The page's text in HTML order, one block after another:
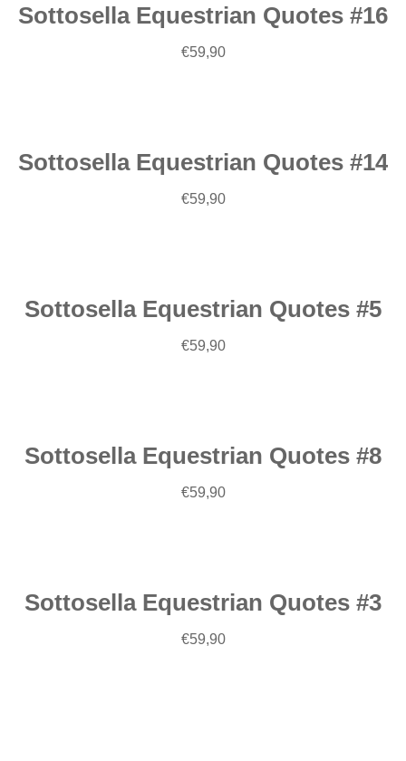
Sottosella Equestrian Quotes #16
€59,90
Sottosella Equestrian Quotes #14
€59,90
Sottosella Equestrian Quotes #5
€59,90
Sottosella Equestrian Quotes #8
€59,90
Sottosella Equestrian Quotes #3
€59,90